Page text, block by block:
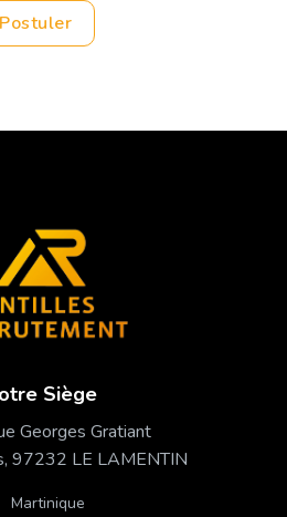
Postuler
Siège
Georges Gratiant
97232 LE LAMENTIN
Martinique